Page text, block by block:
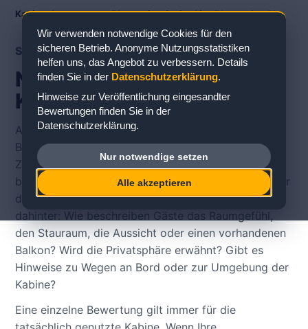
Kabinenbewertungen/Norwegian Cruise Line/Norwegian Sky
SCHIFFS- UND DECKÜBERSICHT
Norwegian Sky Decks &
Kabinenbewertungen
Auf der Schiffsseite zu Norwegian Sky können Sie
Bewertungen zu konkreten Kabinen im
Zusammenhang mit Deck, Kabinentyp und Lage
betrachten. Für die Kabinenwahl ist wichtig, nicht nur
die Kategorie zu lesen, sondern die Erfahrung
dahinter: Wie beschreiben Gäste das Raumgefühl,
den Stauraum, die Aussicht oder einen vorhandenen
Balkon? Wird die Privatsphäre erwähnt? Gibt es
Hinweise zu Wegen an Bord oder zur Umgebung der
Kabine?
Eine einzelne Bewertung gilt immer für die
Wir verwenden notwendige Cookies für den
sicheren Betrieb. Anonyme Nutzungsstatistiken
helfen uns, das Angebot zu verbessern. Details
finden Sie in der Datenschutzerklärung.
Hinweise zur Veröffentlichung eingesandter
Bewertungen finden Sie in der
Datenschutzerklärung.
Nur notwendige setzen
Alle akzeptieren